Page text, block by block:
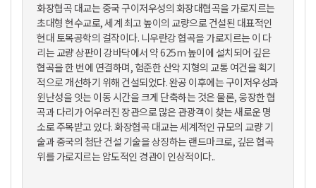
화장협곡 대교는 중국 구이저우성의 화장대협곡을 가로지르는
초대형 현수교로, 세계 최고 높이의 교량으로 건설된 대표적인
현대 토목공학의 걸작이다. 니우란강 협곡을 가로지르는 이 다
리는 교량 상판이 강바닥에서 약 625m 높이에 설치되어 깊은
협곡을 한 번에 연결하며, 험준한 산악 지형의 교통 여건을 획기
적으로 개선하기 위해 건설되었다. 완공 이후에는 구이저우성과
윈난성을 잇는 이동 시간을 크게 단축하는 것은 물론, 웅장한 협
곡과 다리가 어우러진 장관으로 많은 관광객이 찾는 새로운 명
소로 주목받고 있다. 화장협곡 대교는 세계적인 규모의 교량 기
술과 중국의 첨단 건설 기술을 상징하는 랜드마크로, 깊은 협곡
위를 가로지르는 압도적인 경관이 인상적이다..